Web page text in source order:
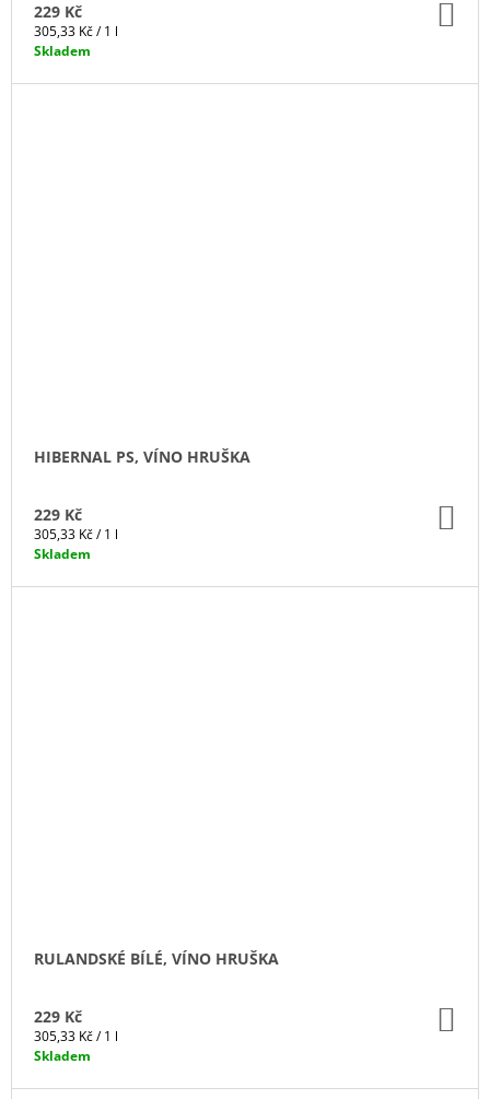
229 Kč
Měrná
cena:
305,33 Kč / 1 l
Skladem
HIBERNAL PS, VÍNO HRUŠKA
229 Kč
Měrná
cena:
305,33 Kč / 1 l
Skladem
RULANDSKÉ BÍLÉ, VÍNO HRUŠKA
229 Kč
Měrná
cena:
305,33 Kč / 1 l
Skladem